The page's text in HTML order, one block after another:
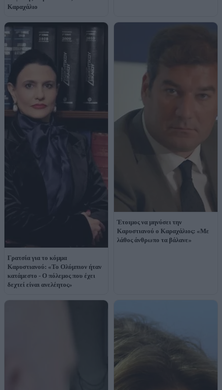
Καραχάλιο
Γρατσία για το κόμμα
Καρυστιανού: «Το Ολύμπιον ήταν
κατάμεστο - Ο πόλεμος που έχει
δεχτεί είναι ανελέητος»
Έτοιμος να μηνύσει την
Καρυστιανού ο Καραχάλιος: «Με
λάθος άνθρωπο τα βάλανε»